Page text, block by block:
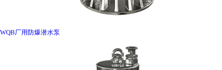
WQB厂用防爆潜水泵